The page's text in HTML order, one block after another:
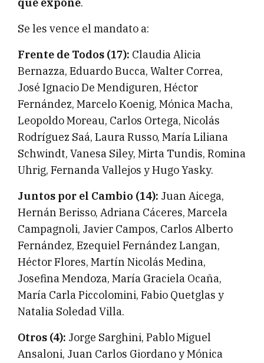
Se les vence el mandato a:
Frente de Todos (17): Claudia Alicia
Bernazza, Eduardo Bucca, Walter Correa,
José Ignacio De Mendiguren, Héctor
Fernández, Marcelo Koenig, Mónica Macha,
Leopoldo Moreau, Carlos Ortega, Nicolás
Rodríguez Saá, Laura Russo, María Liliana
Schwindt, Vanesa Siley, Mirta Tundis, Romina
Uhrig, Fernanda Vallejos y Hugo Yasky.
Juntos por el Cambio (14): Juan Aicega,
Hernán Berisso, Adriana Cáceres, Marcela
Campagnoli, Javier Campos, Carlos Alberto
Fernández, Ezequiel Fernández Langan,
Héctor Flores, Martín Nicolás Medina,
Josefina Mendoza, María Graciela Ocaña,
María Carla Piccolomini, Fabio Quetglas y
Natalia Soledad Villa.
Otros (4): Jorge Sarghini, Pablo Miguel
Ansaloni, Juan Carlos Giordano y Mónica